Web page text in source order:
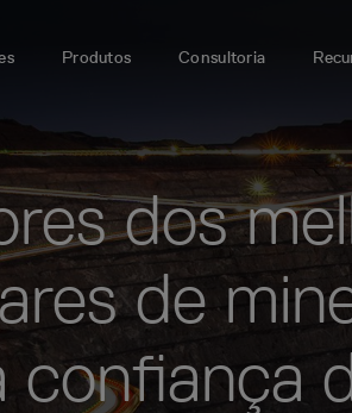
Produtos Consultoria
dos
de
confiança